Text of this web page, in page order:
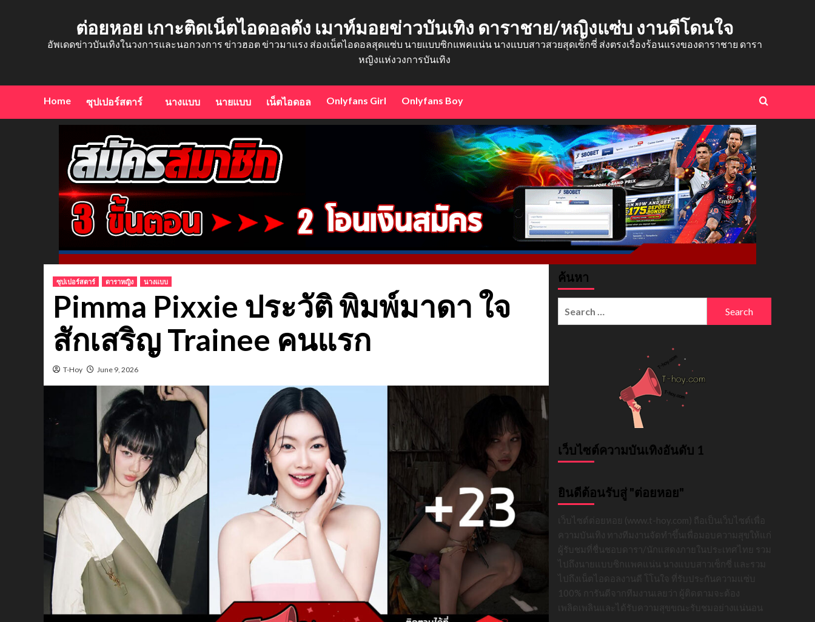
ต่อยหอย เกาะติดเน็ตไอดอลดัง เมาท์มอยข่าวบันเทิง ดาราชาย/หญิงแซ่บ งานดีโดนใจ
อัพเดดข่าวบันเทิงในวงการและนอกวงการ ข่าวฮอต ข่าวมาแรง ส่องเน็ตไอดอลสุดแซ่บ นายแบบซิกแพคแน่น นางแบบสาวสวยสุดเซ็กซี่ ส่งตรงเรื่องร้อนแรงของดาราชาย ดารา
หญิงแห่งวงการบันเทิง
Home ซุปเปอร์สตาร์ นางแบบ นายแบบ เน็ตไอดอล Onlyfans Girl Onlyfans Boy
ซุปเปอร์สตาร์ ดาราหญิง นางแบบ
Pimma Pixxie ประวัติ พิมพ์มาดา ใจ
สักเสริญ Trainee คนแรก
T-Hoy June 9, 2026
ค้นหา
เว็บไซต์ความบันเทิงอันดับ 1
ยินดีต้อนรับสู่ "ต่อยหอย"
เว็บไซต์ต่อยหอย (www.t-hoy.com) ถือเป็นเว็บไซต์เพื่อ
ความบันเทิง ทางทีมงานจัดทำขึ้นเพื่อมอบความสุขให้แก่
ผู้รับชมที่ชื่นชอบดารา/นักแสดงภายในประเทศไทย รวม
ไปถึงนายแบบซิกแพคแน่น นางแบบสาวเซ็กซี่ และรวม
ไปถึงเน็ตไอดอลงานดี โโนใจ ที่รับประกันความแซ่บ
100% การันตีจากทีมงานเลยว่า ผู้ติดตามจะต้อง
เพลิดเพลินและได้รับความสุขขณะรับชมอย่างแน่นอน